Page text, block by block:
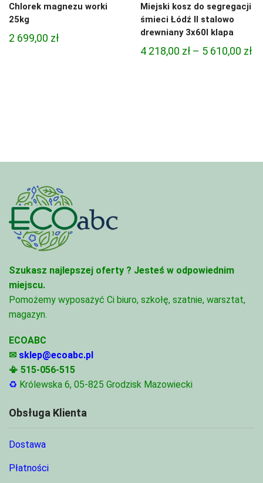
Chlorek magnezu worki
25kg
2 699,00 zł
Miejski kosz do segregacji
śmieci Łódź II stalowo
drewniany 3x60l klapa
4 218,00 zł – 5 610,00 zł
Szukasz najlepszej oferty ? Jesteś w odpowiednim
miejscu.
Pomożemy wyposażyć Ci biuro, szkołę, szatnie, warsztat,
magazyn.
ECOABC
✉ sklep@ecoabc.pl
📳 515-056-515
♻ Królewska 6, 05-825 Grodzisk Mazowiecki
Obsługa Klienta
Dostawa
Płatności